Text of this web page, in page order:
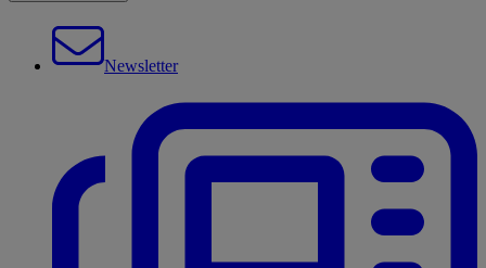
Newsletter